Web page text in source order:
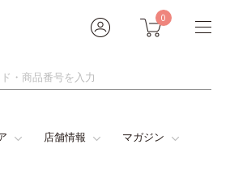
0
店舗情報 マガジン